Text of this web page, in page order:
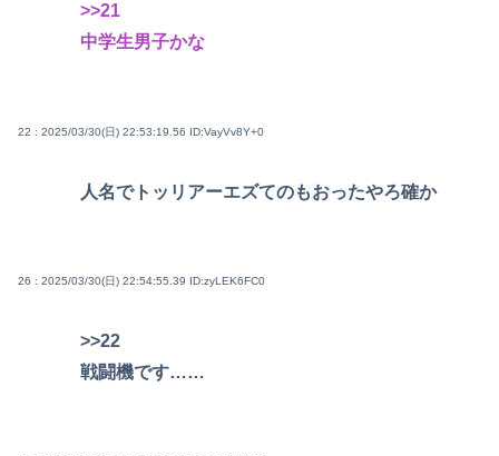
>>21
中学生男子かな
22 : 2025/03/30(日) 22:53:19.56 ID:VayVv8Y+0
人名でトッリアーエズてのもおったやろ確か
26 : 2025/03/30(日) 22:54:55.39 ID:zyLEK6FC0
>>22
戦闘機です……